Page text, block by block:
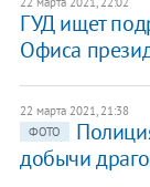
ГУД ищет
Офиса
22 марта 2021, 21:38
ФОТО
добычи